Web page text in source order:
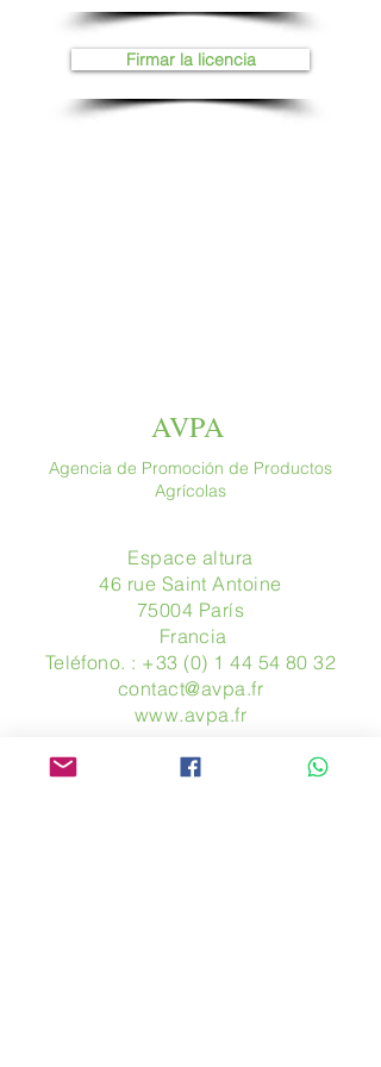
Firmar la licencia
AVPA
Agencia de Promoción de Productos
Agrícolas
Espace altura
46 rue Saint Antoine
75004 París
​ Francia
Teléfono. : +33 (0) 1 44 54 80 32
contact@avpa.fr
www.avpa.fr